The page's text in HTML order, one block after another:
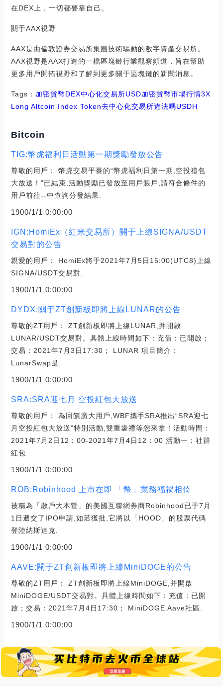
在DEX上，一切都要靠自己。
關于AAX視野
AAX是由倫敦證券交易所集團技術驅動的數字資產交易所。
AAX視野是AAX打造的一檔區塊鏈行業觀察頻道，旨在幫助
更多用戶開拓視野和了解到更多關于區塊鏈的新聞消息。
Tags： 加密貨幣DEX中心化交易所USD加密貨幣市場行情3X
Long Altcoin Index Token去中心化交易所違法嗎USDH
Bitcoin
TIG:幣虎福利日活動第一期獎勵發放公告
尊敬的用戶： 幣虎交易平臺的“幣虎福利日第一期,空投禮包
大放送！”已結束,活動獎勵已發放至用戶賬戶,請符合條件的
用戶前往--中查詢分發結果.
1900/1/1 0:00:00
IGN:HomiEx（紅米交易所）關于上線SIGNA/USDT
交易對的公告
親愛的用戶： HomiEx將于2021年7月5日15:00(UTC8)上線
SIGNA/USDT交易對.
1900/1/1 0:00:00
DYDX:關于ZT創新板即將上線LUNAR的公告
尊敬的ZT用戶： ZT創新板即將上線LUNAR,并開啟
LUNAR/USDT交易對。具體上線時間如下：充值：已開啟；
交易：2021年7月3日17:30； LUNAR 項目簡介：
LunarSwap是.
1900/1/1 0:00:00
SRA:SRA迎七月 空投紅包大放送
尊敬的用戶： 為回饋廣大用戶,WBF攜手SRA推出“SRA迎七
月空投紅包大放送”特別活動,雙重壕禮等您來拿！活動時間：
2021年7月2日12：00-2021年7月4日12：00 活動一：社群
紅包.
1900/1/1 0:00:00
ROB:Robinhood 上市在即 「幣」業務福禍相倚
被稱為「散戶大本營」的美國互聯網券商Robinhood已于7月
1日遞交了IPO申請,如若獲批,它將以「HOOD」的股票代碼
登陸納斯達克.
1900/1/1 0:00:00
AAVE:關于ZT創新板即將上線MiniDOGE的公告
尊敬的ZT用戶： ZT創新板即將上線MiniDOGE,并開啟
MiniDOGE/USDT交易對。具體上線時間如下：充值：已開
啟；交易：2021年7月4日17:30； MiniDOGE Aave社區.
1900/1/1 0:00:00